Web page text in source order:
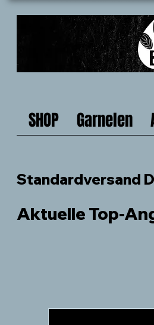
SHOP Garnelen
Standardversand
Aktuelle Top-